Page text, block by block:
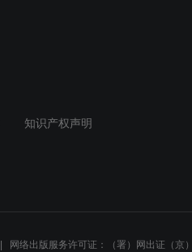
知识产权声明
网络出版服务许可证：（署）网出证（京